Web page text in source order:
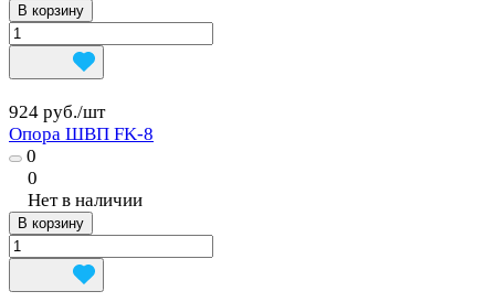
В корзину
924 руб./шт
Опора ШВП FK-8
0
0
Нет в наличии
В корзину